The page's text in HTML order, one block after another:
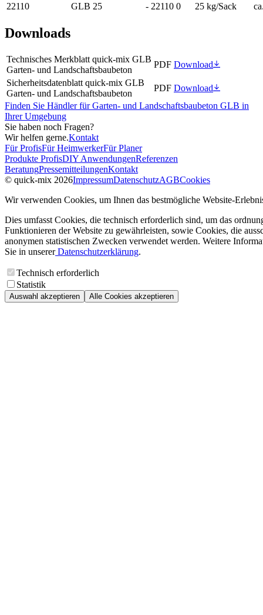
22110
GLB 25 - 22110 0 25 kg/Sack
Downloads
Technisches Merkblatt quick-mix GLB
Garten- und Landschaftsbaubeton
PDF Download
Sicherheitsdatenblatt quick-mix GLB
Garten- und Landschaftsbaubeton
PDF Download
Finden Sie Händler für Garten- und Landschaftsbaubeton GLB in
Ihrer Umgebung
Sie haben noch Fragen?
Wir helfen gerne.Kontakt
Für ProfisFür HeimwerkerFür Planer
Produkte ProfisDIY AnwendungenReferenzen
BeratungPressemitteilungenKontakt
© quick-mix 2026ImpressumDatenschutzAGBCookies
Wir verwenden Cookies, um Ihnen das bestmögliche Website-
Dies umfasst Cookies, die technisch erforderlich sind, um das
Funktionieren der Website zu gewährleisten, sowie Cookies, die
anonymen statistischen Zwecken verwendet werden. Weitere
Sie in unsererDatenschutzerklärung.
Technisch erforderlich
Statistik
Auswahl akzeptieren Alle Cookies akzeptieren